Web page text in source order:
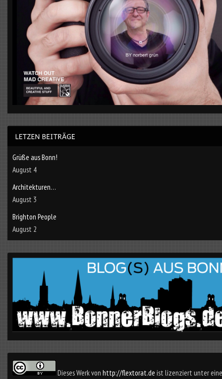
Grüße aus Bonn!
August 4
Architekturen…
August 3
Brighton People
August 2
Dieses Werk von http://flextorat.de ist lizenziert unter